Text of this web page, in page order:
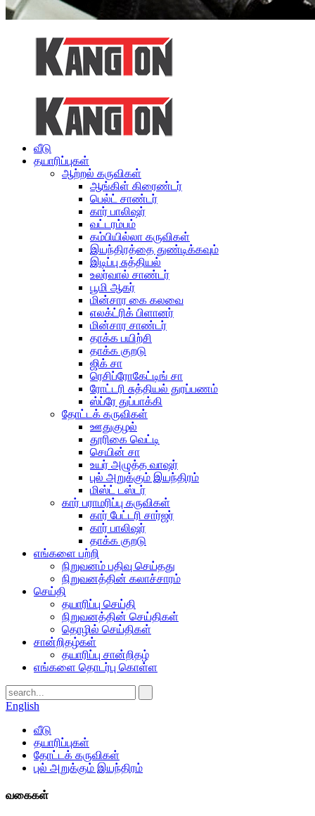
வீடு
தயாரிப்புகள்
ஆற்றல் கருவிகள்
ஆங்கிள் கிரைண்டர்
பெல்ட் சாண்டர்
கார் பாலிஷர்
வட்டரம்பம்
கம்பியில்லா கருவிகள்
இயந்திரத்தை துண்டிக்கவும்
இடிப்பு சுத்தியல்
உலர்வால் சாண்டர்
பூமி ஆகர்
மின்சார கை கலவை
எலக்ட்ரிக் பிளானர்
மின்சார சாண்டர்
தாக்க பயிற்சி
தாக்க குறடு
ஜிக் சா
ரெசிப்ரோகேட்டிங் சா
ரோட்டரி சுத்தியல் துரப்பணம்
ஸ்ப்ரே துப்பாக்கி
தோட்டக் கருவிகள்
ஊதுகுழல்
தூரிகை வெட்டி
செயின் சா
உயர் அழுத்த வாஷர்
புல் அறுக்கும் இயந்திரம்
மிஸ்ட் டஸ்டர்
கார் பராமரிப்பு கருவிகள்
கார் பேட்டரி சார்ஜர்
கார் பாலிஷர்
தாக்க குறடு
எங்களை பற்றி
நிறுவனம் பதிவு செய்தது
நிறுவனத்தின் கலாச்சாரம்
செய்தி
தயாரிப்பு செய்தி
நிறுவனத்தின் செய்திகள்
தொழில் செய்திகள்
சான்றிதழ்கள்
தயாரிப்பு சான்றிதழ்
எங்களை தொடர்பு கொள்ள
English
வீடு
தயாரிப்புகள்
தோட்டக் கருவிகள்
புல் அறுக்கும் இயந்திரம்
வகைகள்